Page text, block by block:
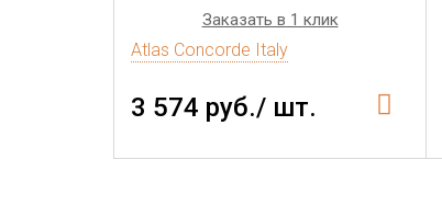
Заказать в 1 клик
Atlas Concorde Italy
3 574 руб./ шт.